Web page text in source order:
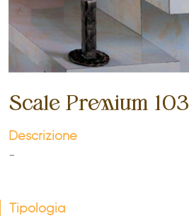
Scale Premium 103
Descrizione
-
Tipologia